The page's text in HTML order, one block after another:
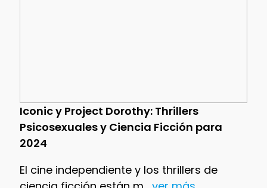
Iconic y Project Dorothy: Thrillers
Psicosexuales y Ciencia Ficción para
2024
El cine independiente y los thrillers de